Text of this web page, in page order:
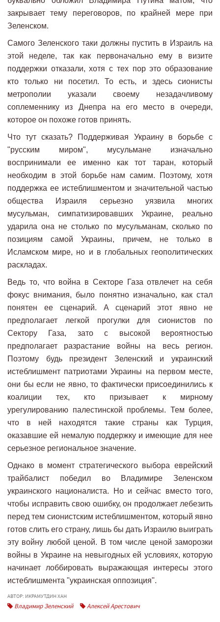
закрывает тему переговоров, по крайней мере при
Зеленском.
Самого Зеленского таки должны пустить в Израиль на
этой неделе, так как первоначально ему в визите
поддержки отказали, хотя с тех пор это образование
кто только ни посетил. То есть, и здесь сионисты
метрополии указали своему незадачливому
соплеменнику из Днепра на его место в очереди,
которое он похоже готов принять.
Что тут сказать? Поддерживая Украину в борьбе с
"русским миром", мусульмане изначально
воспринимали ее именно как тот таран, который
необходим в этой борьбе нам самим. Поэтому, хотя
поддержка ее истеблишментом и значительной частью
общества Израиля серьезно уязвила многих
мусульман, симпатизировавших Украине, реально
ударила она не столько по мусульманам, сколько по
позициям самой Украины, причем, не только в
Исламском мире, но и в глобальных геополитических
раскладах.
Ведь то, что война в Секторе Газа отвлечет на себя
фокус внимания, было понятно изначально, как стал
понятен ее сценарий. А сценарий этот явно не
предполагает легкой прогулки для сионистов по
Сектору Газа, зато с высокой вероятностью
предполагает разрастание войны на весь регион.
Поэтому будь президент Зеленский и украинский
истеблишмент патриотами Украины на первом месте,
они бы если не явно, то фактически присоединились к
коалиции тех, кто призывает к мирному
урегулированию палестинской проблемы. Тем более,
что в ней находятся такие страны как Турция,
оказавшие ей немалую поддержку и имеющие для нее
серьезное региональное значение.
Однако в момент стратегического выбора еврейский
трайбалист победил во Владимире Зеленском
украинского националиста. Но и сейчас вместо того,
чтобы исправить свою ошибку, он продолжает лебезить
перед тем сионистским истеблишментом, который явно
готов слить его страну, лишь бы дать Израилю выиграть
эту войну любой ценой. В том числе ценой заморозки
войны в Украине на невыгодных ей условиях, которую
начинает лоббировать выражающая интересы этого
истеблишмента "украинская оппозиция".
АВТОР: ИКРАМУТДИН ХАН
Владимир Зеленский Алексей Арестович